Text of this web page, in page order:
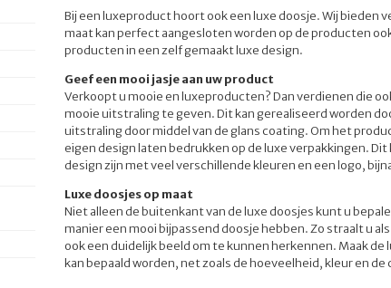
Bij een luxeproduct hoort ook een luxe doosje. Wij bieden
maat kan perfect aangesloten worden op de producten
producten in een zelf gemaakt luxe design.
Geef een mooi jasje aan uw product
Verkoopt u mooie en luxeproducten? Dan verdienen die
mooie uitstraling te geven. Dit kan gerealiseerd worden
uitstraling door middel van de glans coating. Om het
eigen design laten bedrukken op de luxe verpakkingen.
design zijn met veel verschillende kleuren en een logo,
Luxe doosjes op maat
Niet alleen de buitenkant van de luxe doosjes kunt u
manier een mooi bijpassend doosje hebben. Zo straalt u
ook een duidelijk beeld om te kunnen herkennen. Maak
kan bepaald worden, net zoals de hoeveelheid, kleur en de